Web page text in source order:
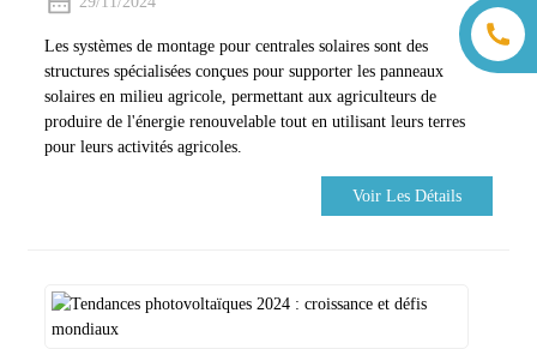
Les systèmes de montage pour centrales solaires sont des
structures spécialisées conçues pour supporter les panneaux
solaires en milieu agricole, permettant aux agriculteurs de
produire de l'énergie renouvelable tout en utilisant leurs terres
pour leurs activités agricoles.
Voir Les Détails